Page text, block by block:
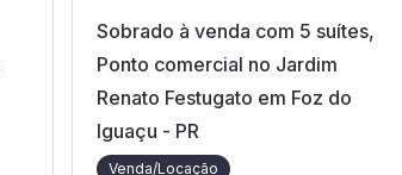
Sobrado à venda com 5 suítes,
Ponto comercial no Jardim
Renato Festugato em Foz do
Iguaçu - PR
Venda/Locação